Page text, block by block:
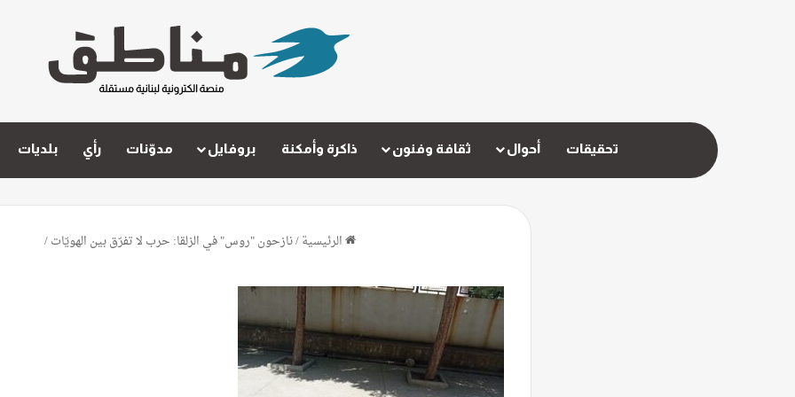
تحقيقات أحوال ثقافة وفنون ذاكرة وأمكنة بروفايل مدوّنات رأي بلديات
الرئيسية/نازحون "روس" في الزلقا: حرب لا تفرّق بين الهويّات/